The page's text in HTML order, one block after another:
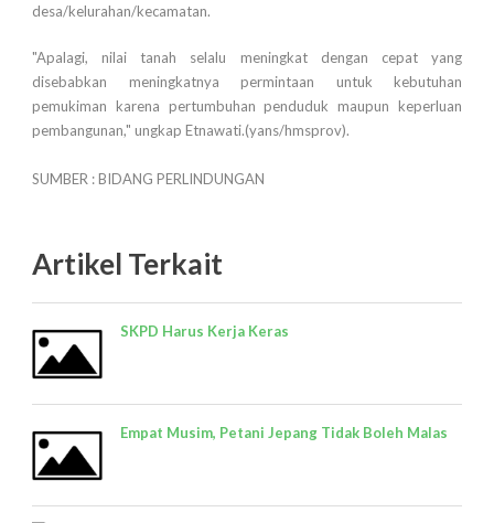
desa/kelurahan/kecamatan.
"Apalagi, nilai tanah selalu meningkat dengan cepat yang
disebabkan meningkatnya permintaan untuk kebutuhan
pemukiman karena pertumbuhan penduduk maupun keperluan
pembangunan," ungkap Etnawati.(yans/hmsprov).
SUMBER : BIDANG PERLINDUNGAN
Artikel Terkait
SKPD Harus Kerja Keras
Empat Musim, Petani Jepang Tidak Boleh Malas